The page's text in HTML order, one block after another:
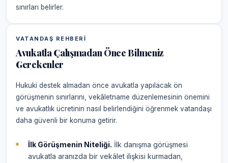
sınırları belirler.
VATANDAŞ REHBERI
Avukatla Çalışmadan Önce Bilmeniz
Gerekenler
Hukuki destek almadan önce avukatla yapılacak ön
görüşmenin sınırlarını, vekâletname düzenlemesinin önemini
ve avukatlık ücretinin nasıl belirlendiğini öğrenmek vatandaşı
daha güvenli bir konuma getirir.
İlk Görüşmenin Niteliği. İlk danışma görüşmesi
avukatla aranızda bir vekâlet ilişkisi kurmadan,